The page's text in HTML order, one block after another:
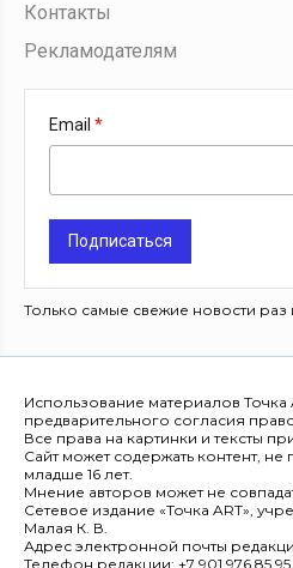
Контакты
Рекламодателям
Email
Подписаться
Только самые свежие новости
Использование материалов
предварительного согласия
Все права на картинки и тексты
Сайт может содержать контент,
младше 16 лет.
Мнение авторов может не
Сетевое издание «Точка ART»,
Малая К. В.
Адрес электронной почты
Телефон редакции: +7 901 976 85 95.